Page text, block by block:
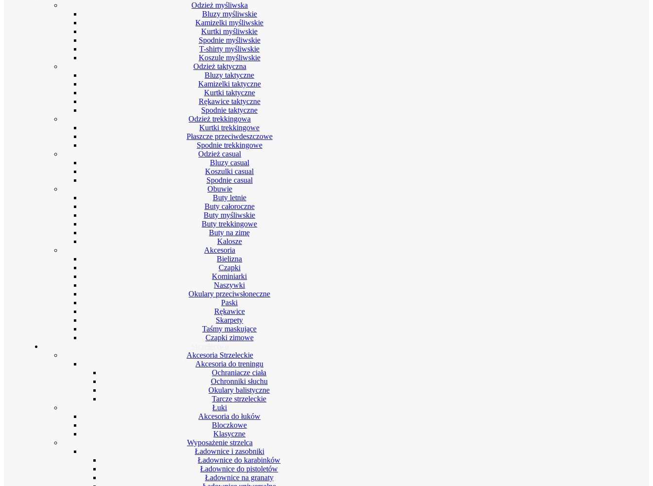
Odzież myśliwska
Bluzy myśliwskie
Kamizelki myśliwskie
Kurtki myśliwskie
Spodnie myśliwskie
T-shirty myśliwskie
Koszule myśliwskie
Odzież taktyczna
Bluzy taktyczne
Kamizelki taktyczne
Kurtki taktyczne
Rękawice taktyczne
Spodnie taktyczne
Odzież trekkingowa
Kurtki trekkingowe
Płaszcze przeciwdeszczowe
Spodnie trekkingowe
Odzież casual
Bluzy casual
Koszulki casual
Spodnie casual
Obuwie
Buty letnie
Buty całoroczne
Buty myśliwskie
Buty trekkingowe
Buty na zimę
Kalosze
Akcesoria
Bielizna
Czapki
Kominiarki
Naszywki
Okulary przeciwsłoneczne
Paski
Rękawice
Skarpety
Taśmy maskujące
Czapki zimowe
Akcesoria Strzeleckie
Akcesoria do treningu
Ochraniacze ciała
Ochronniki słuchu
Okulary balistyczne
Tarcze strzeleckie
Łuki
Akcesoria do łuków
Bloczkowe
Klasyczne
Wyposażenie strzelca
Ładownice i zasobniki
Ładownice do karabinków
Ładownice do pistoletów
Ładownice na granaty